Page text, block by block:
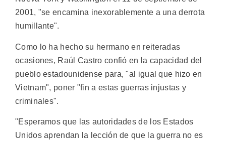
2001, "se encamina inexorablemente a una derrota
humillante".
Como lo ha hecho su hermano en reiteradas
ocasiones, Raúl Castro confió en la capacidad del
pueblo estadounidense para, "al igual que hizo en
Vietnam", poner "fin a estas guerras injustas y
criminales".
"Esperamos que las autoridades de los Estados
Unidos aprendan la lección de que la guerra no es